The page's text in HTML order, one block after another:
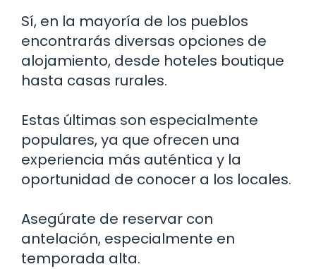
Sí, en la mayoría de los pueblos
encontrarás diversas opciones de
alojamiento, desde hoteles boutique
hasta casas rurales.
Estas últimas son especialmente
populares, ya que ofrecen una
experiencia más auténtica y la
oportunidad de conocer a los locales.
Asegúrate de reservar con
antelación, especialmente en
temporada alta.